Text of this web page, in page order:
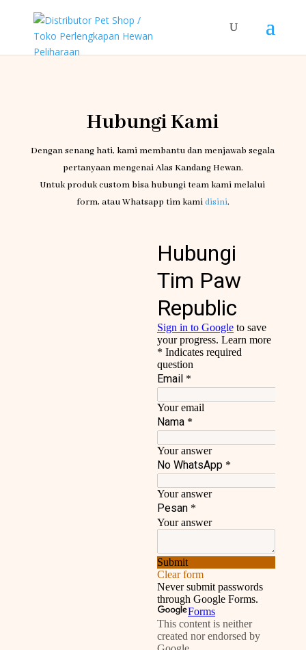
Hubungi Kami
Dengan senang hati, kami membantu dan menjawab segala
pertanyaan mengenai Alas Kandang Hewan.
Untuk produk custom bisa hubungi team kami melalui
form, atau Whatsapp tim kamidisini.